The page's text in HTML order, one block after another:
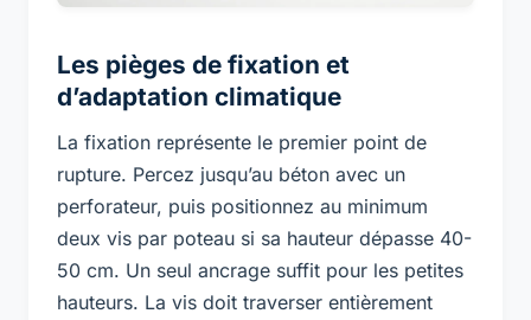
Les pièges de fixation et
d’adaptation climatique
La fixation représente le premier point de
rupture. Percez jusqu’au béton avec un
perforateur, puis positionnez au minimum
deux vis par poteau si sa hauteur dépasse 40-
50 cm. Un seul ancrage suffit pour les petites
hauteurs. La vis doit traverser entièrement